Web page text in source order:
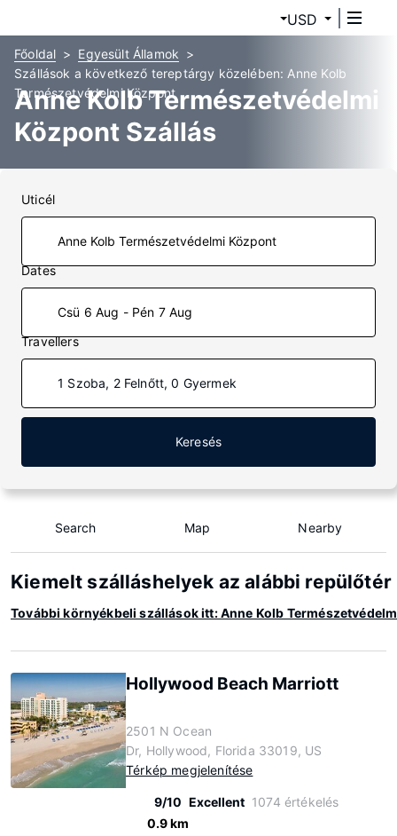
USD
Főoldal
Egyesült Államok
Szállások a következő tereptárgy közelében: Anne Kolb
Természetvédelmi Központ
Anne Kolb Természetvédelmi
Központ Szállás
Uticél
Dates
Csü 6 Aug - Pén 7 Aug
Travellers
1 Szoba, 2 Felnőtt, 0 Gyermek
Keresés
Search Map Nearby
Kiemelt szálláshelyek az alábbi
További környékbeli szállások itt: Anne Kolb
Hollywood Beach Marriott
2501 N Ocean
Dr, Hollywood, Florida 33019, US
Térkép megjelenítése
9/10 Excellent 1074 értékelés
0.9 km